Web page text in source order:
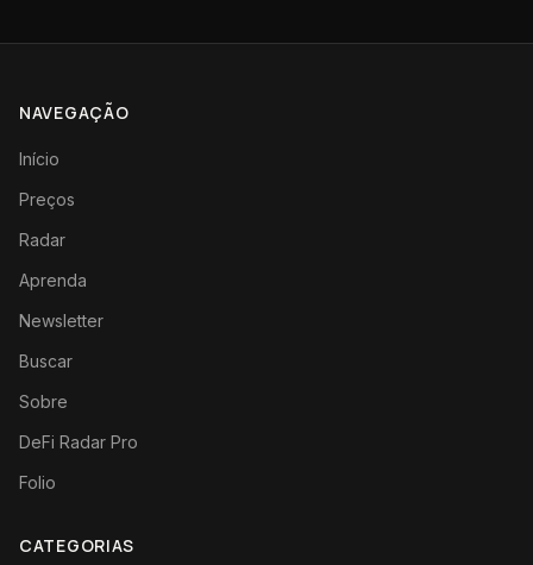
NAVEGAÇÃO
Início
Preços
Radar
Aprenda
Newsletter
Buscar
Sobre
DeFi Radar Pro
Folio
CATEGORIAS